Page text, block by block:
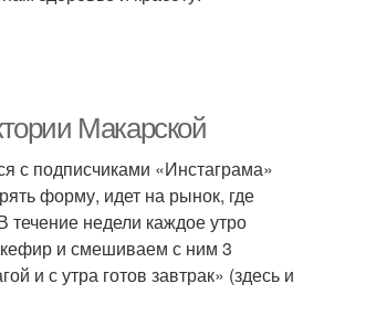
Макарской
с подписчиками «Инстаграма»
форму, идет на рынок, где
течение недели каждое утро
кефир и смешиваем с ним 3
и с утра готов завтрак» (здесь и